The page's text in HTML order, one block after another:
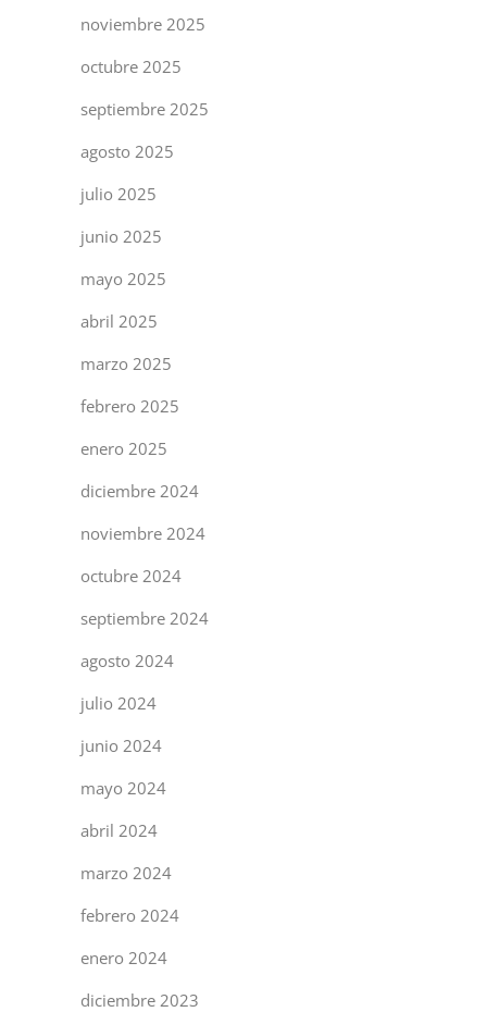
noviembre 2025
octubre 2025
septiembre 2025
agosto 2025
julio 2025
junio 2025
mayo 2025
abril 2025
marzo 2025
febrero 2025
enero 2025
diciembre 2024
noviembre 2024
octubre 2024
septiembre 2024
agosto 2024
julio 2024
junio 2024
mayo 2024
abril 2024
marzo 2024
febrero 2024
enero 2024
diciembre 2023